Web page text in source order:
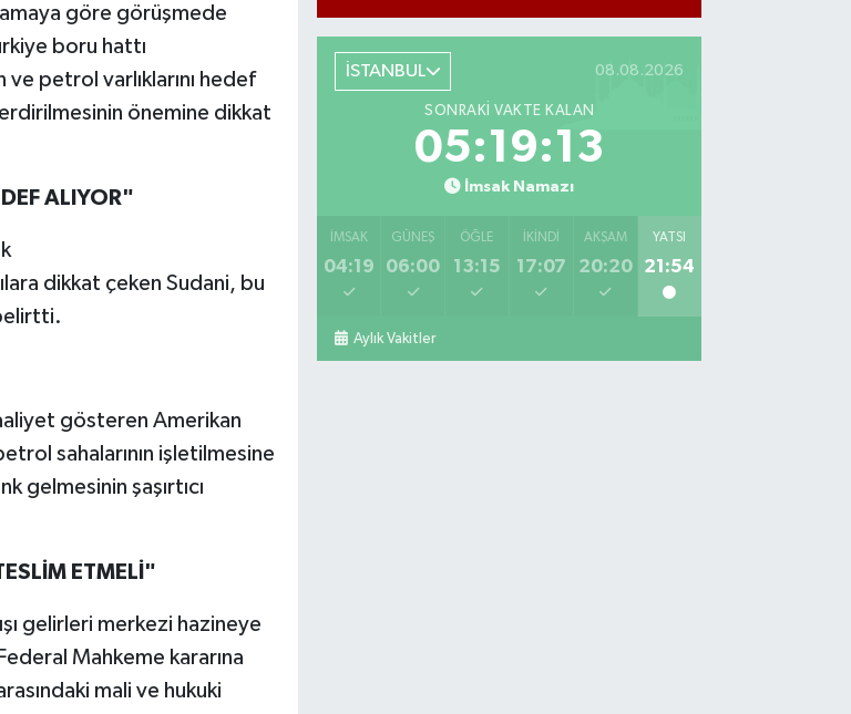
göre görüşmede
boru hattı
ve petrol varlıklarını hedef
erdirilmesinin önemine dikkat
ALIYOR"
dikkat çeken Sudani, bu
gösteren Amerikan
sahalarının işletilmesine
gelmesinin şaşırtıcı
ETMELİ"
gelirleri merkezi hazineye
Mahkeme kararına
mali ve hukuki
İSTANBUL 08.08.2026
SONRAKI VAKTE KALAN
05:19:12
İmsak Namazı
İMSAK
04:19
GÜNEŞ
06:00
ÖĞLE
13:15
İKINDI
17:07
AKŞAM
20:20
YATSI
21:54
Aylık Vakitler